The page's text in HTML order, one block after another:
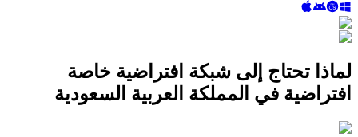
لماذا تحتاج إلى شبكة افتراضية خاصة
افتراضية في المملكة العربية السعودية